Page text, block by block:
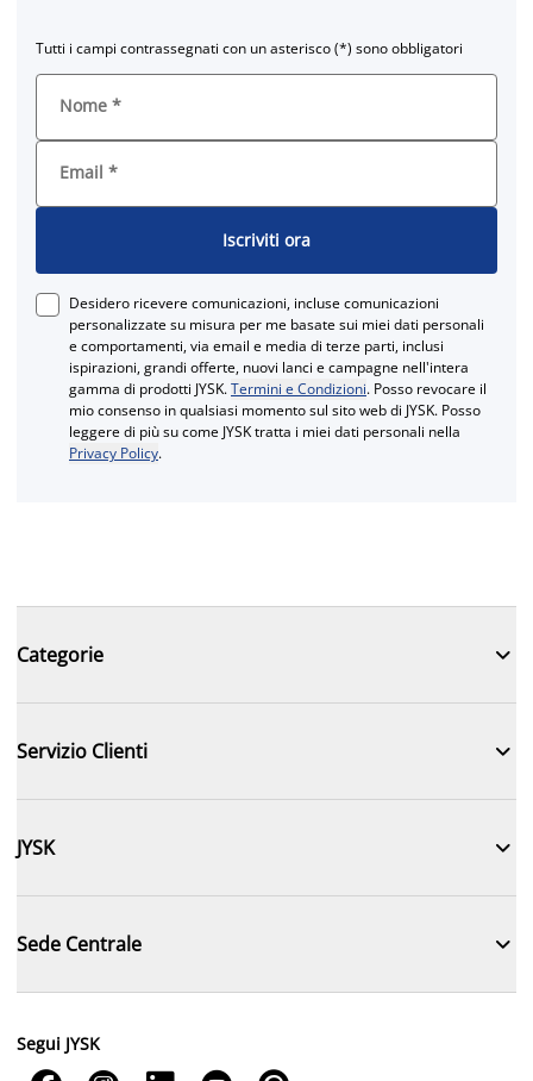
Tutti i campi contrassegnati con un asterisco (*) sono obbligatori
Nome *
Email *
Iscriviti ora
Desidero ricevere comunicazioni, incluse comunicazioni
personalizzate su misura per me basate sui miei dati personali
e comportamenti, via email e media di terze parti, inclusi
ispirazioni, grandi offerte, nuovi lanci e campagne nell'intera
gamma di prodotti JYSK.Termini e Condizioni. Posso revocare il
mio consenso in qualsiasi momento sul sito web di JYSK. Posso
leggere di più su come JYSK tratta i miei dati personali nella
Privacy Policy.
Categorie 
Servizio Clienti 
JYSK 
Sede Centrale 
Segui JYSK